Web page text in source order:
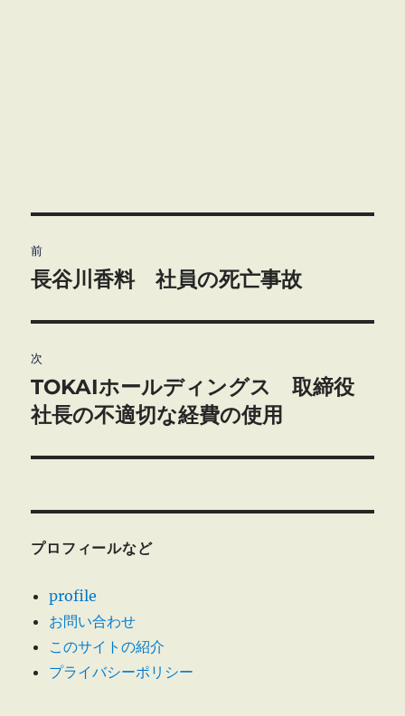
稿
ビ
ゲ
ー
シ
ン
前
前
投
稿:
長谷川香料 社員の死亡事故
次
次
の
稿:
TOKAIホールディングス 取締役
社長の不適切な経費の使用
プロフィールなど
profile
お問い合わせ
このサイトの紹介
プライバシーポリシー